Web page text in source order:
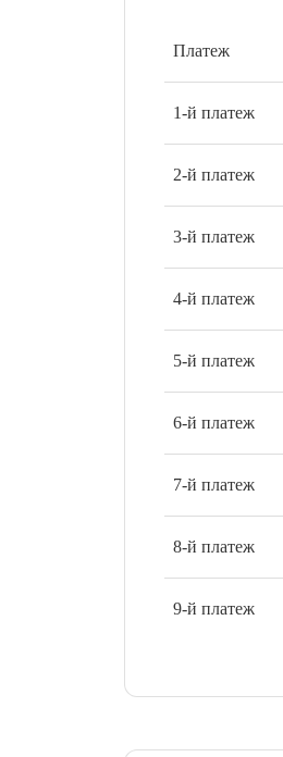
Платеж
1-й платеж
2-й платеж
3-й платеж
4-й платеж
5-й платеж
6-й платеж
7-й платеж
8-й платеж
9-й платеж